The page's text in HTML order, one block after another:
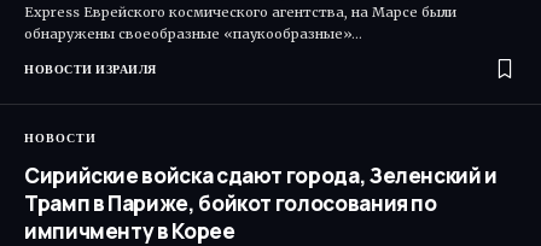
Express Еврейского космического агентства, на Марсе были
обнаружены своеобразные «паукообразные»…
НОВОСТИ ИЗРАИЛЯ
НОВОСТИ
Сирийские войска сдают города, Зеленский и
Трамп в Париже, бойкот голосования по
импичменту в Корее